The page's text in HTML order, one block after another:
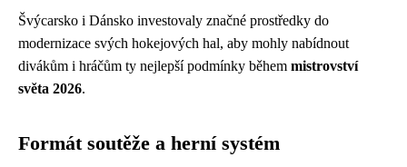
Švýcarsko i Dánsko investovaly značné prostředky do
modernizace svých hokejových hal, aby mohly nabídnout
divákům i hráčům ty nejlepší podmínky během mistrovství
světa 2026.
Formát soutěže a herní systém